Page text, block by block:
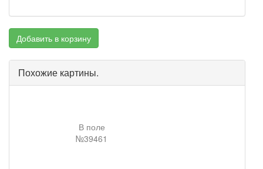
Добавить в корзину
Похожие картины.
В поле
№39461